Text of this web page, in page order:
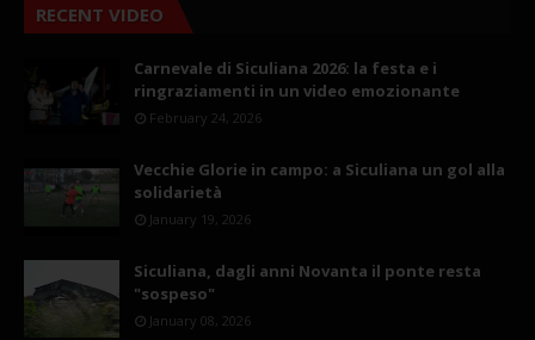
RECENT VIDEO
Carnevale di Siculiana 2026: la festa e i
ringraziamenti in un video emozionante
February 24, 2026
Vecchie Glorie in campo: a Siculiana un gol alla
solidarietà
January 19, 2026
Siculiana, dagli anni Novanta il ponte resta
"sospeso"
January 08, 2026